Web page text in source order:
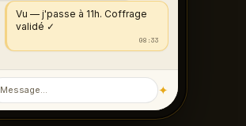
Vu — j'passe à 11h. Coffrage
validé ✓
08:33
Message… ✦